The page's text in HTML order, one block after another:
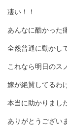
凄い！！
あんなに酷かった
全然普通に動かし
これなら明日のス
嫁が絶賛してるわ
本当に助かりまし
ありがとうござい